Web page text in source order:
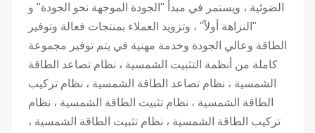
الضوئية ، ويستمر في مبدأ "الجودة الموجهة نحو الجودة" و
"النزاهة أولاً" ، وتزويد العملاء بمنتجات فعالة وتوفير
الطاقة وعالي الجودة وخدمة مهنية في يتم توفير مجموعة
كاملة من أنظمة التثبيت الشمسية ، نظام تصاعد الطاقة
الشمسية ، نظام تصاعد الطاقة الشمسية ، نظام تركيب
الطاقة الشمسية ، نظام تثبيت الطاقة الشمسية ، نظام
تركيب الطاقة الشمسية ، نظام تثبيت الطاقة الشمسية ،